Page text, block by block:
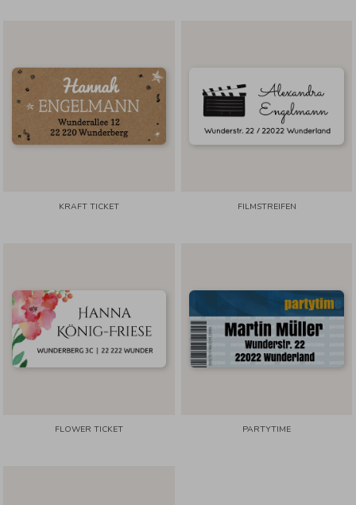
KRAFT TICKET FILMSTREIFEN
FLOWER TICKET PARTYTIME